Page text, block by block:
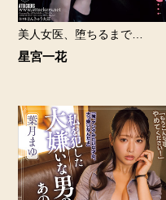
美人女医、堕ちるまで…
星宮一花